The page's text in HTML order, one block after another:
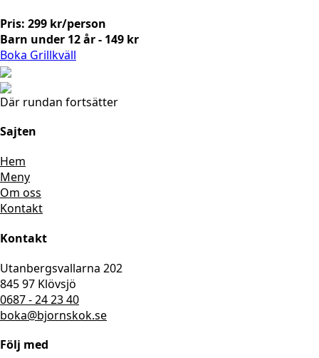
Pris: 299 kr/person
Barn under 12 år - 149 kr
Boka Grillkväll
Där rundan fortsätter
Sajten
Hem
Meny
Om oss
Kontakt
Kontakt
Utanbergsvallarna 202
845 97 Klövsjö
0687 - 24 23 40
boka@bjornskok.se
Följ med